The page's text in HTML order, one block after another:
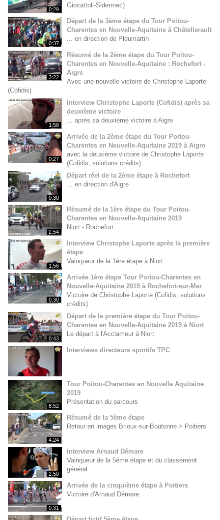
0:29
Giocattoli-Sidermec)
0:37
Départ de la 3ème étape du Tour Poitou-
Charentes en Nouvelle-Aquitaine à Châtellerault
... en direction de Pleumartin
3:22
Résumé de la 2ème étape du Tour Poitou-
Charentes en Nouvelle-Aquitaine : Rochefort -
Aigre
Avec une nouvelle victoire de Christophe Laporte
(Cofidis)
1:58
Interview Christophe Laporte (Cofidis) après sa
deuxième victoire
... après sa deuxième victoire à Aigre
0:27
Arrivée de la 2ème étape du Tour Poitou-
Charentes en Nouvelle-Aquitaine 2019 à Aigre
avec la deuxième victoire de Christophe Laporte
(Cofidis, solutions crédits)
0:30
Départ réel de la 2ème étape à Rochefort
... en direction d'Aigre
2:54
Résumé de la 1ère étape du Tour Poitou-
Charentes en Nouvelle-Aquitaine 2019
Niort - Rochefort
1:56
Interview Christophe Laporte après la première
étape
Vainqueur de la 1ère étape à Niort
0:30
Arrivée 1ère étape Tour Poitou-Charentes en
Nouvelle-Aquitaine 2019 à Rochefort-sur-Mer
Victoire de Christophe Laporte (Cofidis, solutions
crédits)
0:43
Départ de la première étape du Tour Poitou-
Charentes en Nouvelle-Aquitaine 2019 à Niort
Le départ à l'Acclameur à Niort
Interviews directeurs sportifs TPC
8:52
Tour Poitou-Charentes en Nouvelle Aquitaine
2019
Présentation du parcours
4:24
Résumé de la 5ème étape
Retour en images Brioux-sur-Boutonne > Poitiers
2:50
Interview Arnaud Démare
Vainqueur de la 5ème étape et du classement
général
0:31
Arrivée de la cinquième étape à Poitiers
Victoire d'Arnaud Démare